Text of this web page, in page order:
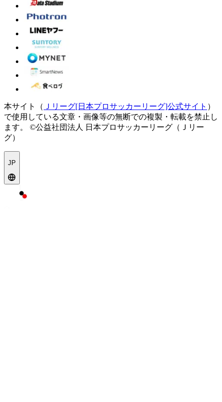
本サイト（ Ｊリーグ[日本プロサッカーリーグ]公式サイト ）
で使用している文章・画像等の無断での複製・転載を禁止し
ます。
©公益社団法人 日本プロサッカーリーグ（Ｊリー
グ）
JP